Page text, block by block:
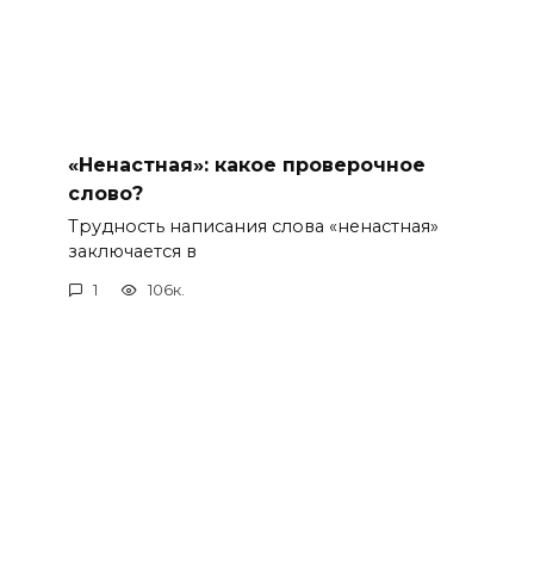
«Ненастная»: какое проверочное
слово?
Трудность написания слова «ненастная»
заключается в
1 106к.